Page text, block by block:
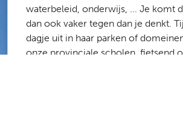
waterbeleid, onderwijs, ... Je komt
dan ook vaker tegen dan je denkt.
dagje uit in haar parken of
onze provinciale scholen, fietsend